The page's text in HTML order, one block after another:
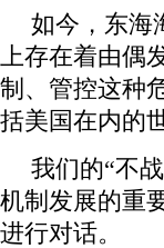
如今，东海
上存在着由偶
制、管控这种
括美国在内的
我们的“不
机制发展的重
进行对话。